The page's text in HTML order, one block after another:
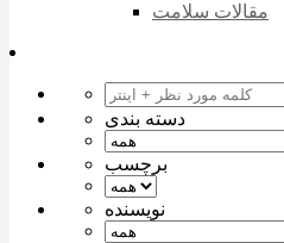
مقالات سلامت
دسته بندی
برچسب
نویسنده